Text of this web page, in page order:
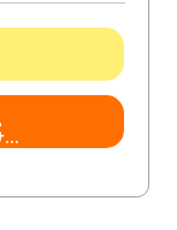
...